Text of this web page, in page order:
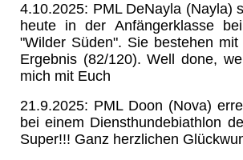
4.10.2025: PML DeNayla (Nayla)
heute in der Anfängerklasse
"Wilder Süden". Sie bestehen mit
Ergebnis (82/120). Well done,
mich mit Euch
21.9.2025: PML Doon (Nova)
bei einem Diensthundebiathlon
Super!!! Ganz herzlichen